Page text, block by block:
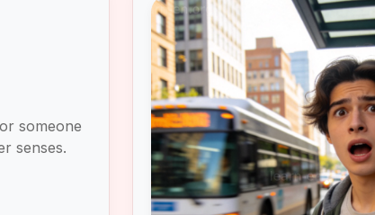
someone
senses.